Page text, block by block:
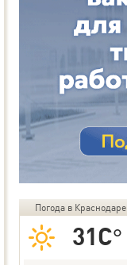
Погода в Краснодаре
31C°